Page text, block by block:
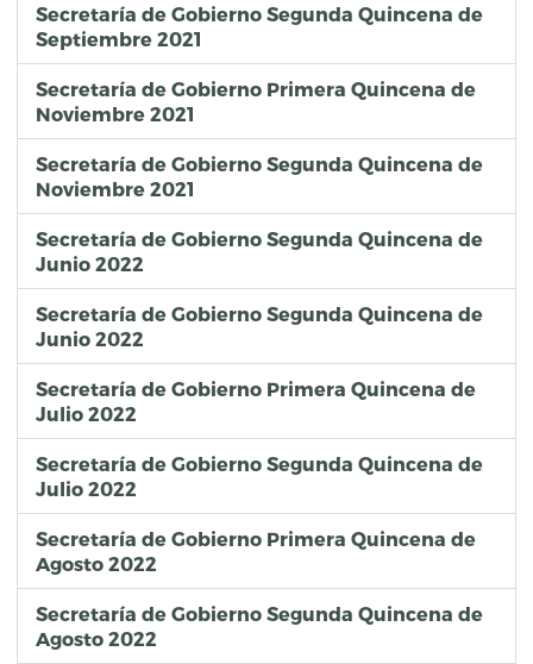
Secretaría de Gobierno Segunda Quincena de
Septiembre 2021
Secretaría de Gobierno Primera Quincena de
Noviembre 2021
Secretaría de Gobierno Segunda Quincena de
Noviembre 2021
Secretaría de Gobierno Segunda Quincena de
Junio 2022
Secretaría de Gobierno Segunda Quincena de
Junio 2022
Secretaría de Gobierno Primera Quincena de
Julio 2022
Secretaría de Gobierno Segunda Quincena de
Julio 2022
Secretaría de Gobierno Primera Quincena de
Agosto 2022
Secretaría de Gobierno Segunda Quincena de
Agosto 2022